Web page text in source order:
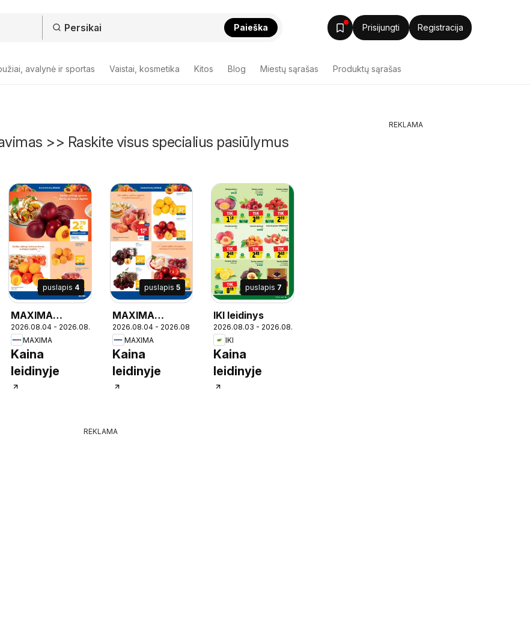
Paieška Prisijungti Registracija
avalynė ir sportas Vaistai, kosmetika Kitos Blog Miestų sąrašas Produktų sąrašas
>> Raskite visus specialius pasiūlymus
puslapis 4
MAXIMA
leidinys
2026.08.04 - 2026.08.10
MAXIMA
Kaina
leidinyje
puslapis5
MAXIMA
leidinys
2026.08.04 - 2026.08.10
MAXIMA
Kaina
leidinyje
puslapis 7
IKI leidinys
2026.08.03 - 2026.08.09
IKI
Kaina
leidinyje
REKLAMA
REKLAMA